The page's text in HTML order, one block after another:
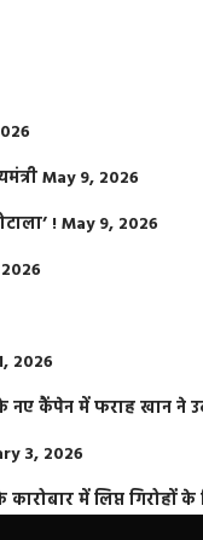
May 9, 2026
!May 9, 2026
2026
नए कैंपेन में फराह खान ने
3, 2026
में लिप्त गिरोहों